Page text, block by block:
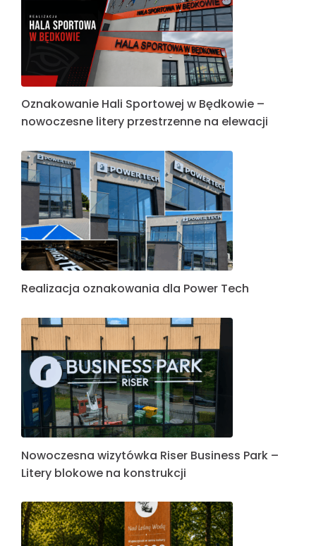
Oznakowanie Hali Sportowej w Będkowie –
nowoczesne litery przestrzenne na elewacji
Realizacja oznakowania dla Power Tech
Nowoczesna wizytówka Riser Business Park –
Litery blokowe na konstrukcji